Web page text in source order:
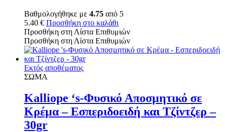
Βαθμολογήθηκε με 4.75 από 5
5.40 € Προσθήκη στο καλάθι
Προσθήκη στη Λίστα Επιθυμιών
Προσθήκη στη Λίστα Επιθυμιών
Εκτός αποθέματος
ΣΩΜΑ
Kalliope ‘s-Φυσικό Αποσμητικό σε
Κρέμα – Εσπεριδοειδή και Τζίντζερ –
30gr